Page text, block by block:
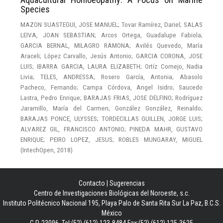
Species
MAZON SUASTEGUI, JOSE MANUEL ; Tovar Ramírez, Dariel; SALAS
LEIVA, JOAN SEBASTIAN; Arcos Ortega, Guadalupe Fabiola;
GARCIA BERNAL, MILAGRO RAMONA; Avilés Quevedo, María
Araceli; López Carvallo, Jesús Antonio; GARCIA CORONA, JOSE
LUIS;IBARRA GARCIA, LAURA ELIZABETH;Ortíz Cornejo, Nadia
Livia; TELES, ANDRESSA;Rosero García, Antonia; Abasolo
Pacheco, Fernando; Campa Córdova, Angel Isidro; Saucedo
Lastra, Pedro Enrique;BARAJAS FRIAS, JOSE DELFINO;Rodríguez
Jaramillo, María del Carmen; González González, Reinaldo;
BARAJAS PONCE, ULYSSES; TORDECILLAS GUILLEN, JORGE LUIS;
ALVAREZ GIL, FRANCISCO ANTONIO;PINEDA MAHR, GUSTAVO
ENRIQUE; PEIRO LOPEZ, JESUS;ROBLES MUNGARAY, MIGUEL
(IntechOpen 2018)
Contacto
Sugerencias
Centro de Investigaciones Biológicas del Noroeste, s.c.
Instituto Politécnico Nacional 195, Playa Palo de Santa Rita Sur La Paz, B.C.S.
México